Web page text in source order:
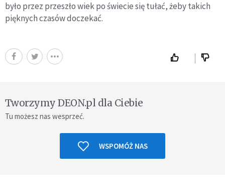
było przez przeszło wiek po świecie się tułać, żeby takich
pięknych czasów doczekać.
Tworzymy DEON.pl dla Ciebie
Tu możesz nas wesprzeć.
WSPOMÓŻ NAS